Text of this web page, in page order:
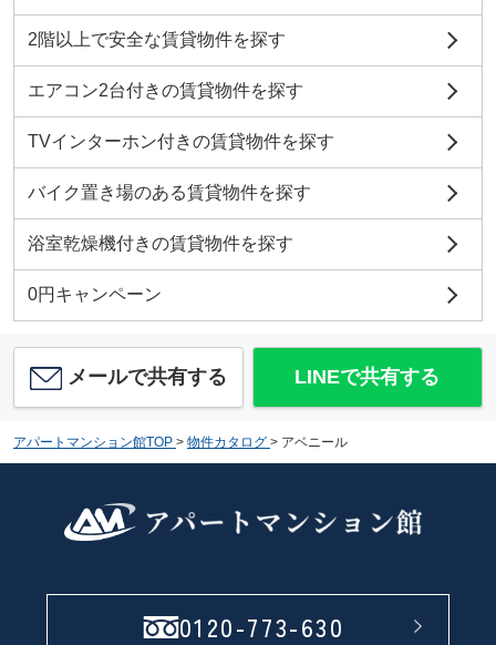
2階以上で安全な賃貸物件を探す
エアコン2台付きの賃貸物件を探す
TVインターホン付きの賃貸物件を探す
バイク置き場のある賃貸物件を探す
浴室乾燥機付きの賃貸物件を探す
0円キャンペーン
メールで共有する LINEで共有する
アパートマンション館TOP > 物件カタログ > アベニール
0120-773-630